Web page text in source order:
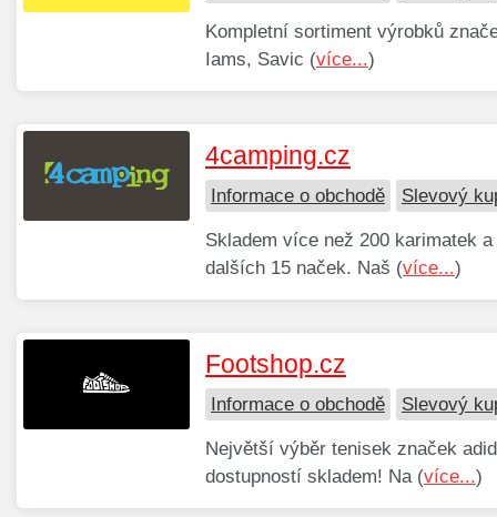
Kompletní sortiment výrobků
Iams, Savic (více...)
4camping.cz
Informace o obchodě Slevový
Skladem více než 200 karimatek
dalších 15 naček. Naš (více...)
Footshop.cz
Informace o obchodě Slevový
Největší výběr tenisek značek
dostupností skladem! Na (více...)